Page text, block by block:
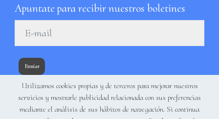
Apuntate para recibir nuestros boletines
Enviar
Utilizamos cookies propias y de terceros para mejorar nuestros
servicios y mostrarle publicidad relacionada con sus preferencias
mediante el análisis de sus hábitos de navegación. Si continua